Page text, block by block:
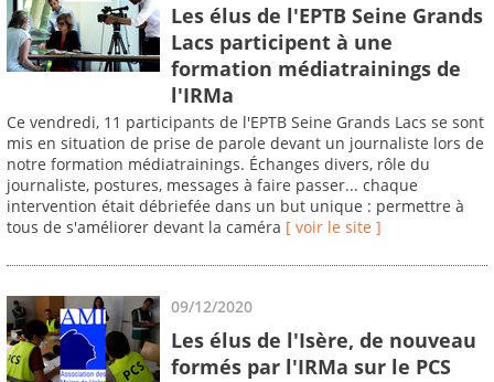
Les élus de l'EPTB Seine Grands
Lacs participent à une
formation médiatrainings de
l'IRMa
Ce vendredi, 11 participants de l'EPTB Seine Grands Lacs se sont
mis en situation de prise de parole devant un journaliste lors de
notre formation médiatrainings. Échanges divers, rôle du
journaliste, postures, messages à faire passer... chaque
intervention était débriefée dans un but unique : permettre à
tous de s'améliorer devant la caméra [ voir le site ]
09/12/2020
Les élus de l'Isère, de nouveau
formés par l'IRMa sur le PCS